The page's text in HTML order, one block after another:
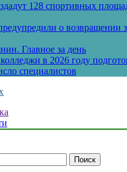
128 спортивных
о возвращении
Главное за день
в 2026 году
специалистов